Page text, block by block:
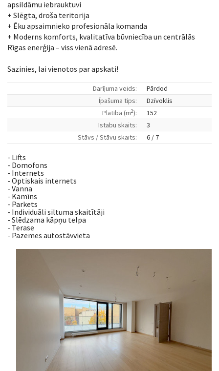
apsildāmu iebrauktuvi
+ Slēgta, droša teritorija
+ Ēku apsaimnieko profesionāla komanda
+ Moderns komforts, kvalitatīva būvniecība un centrālās
Rīgas enerģija – viss vienā adresē.
Sazinies, lai vienotos par apskati!
Darījuma veids:
Pārdod
Īpašuma tips:
Dzīvoklis
Platība (m2):
152
Istabu skaits:
3
Stāvs / Stāvu skaits:
6 / 7
- Lifts
- Domofons
- Internets
- Optiskais internets
- Vanna
- Kamīns
- Parkets
- Individuāli siltuma skaitītāji
- Slēdzama kāpņu telpa
- Terase
- Pazemes autostāvvieta